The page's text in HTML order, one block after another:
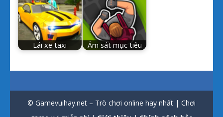
Lái xe taxi Ám sát mục tiêu
© Gamevuihay.net – Trò chơi online hay nhất | Chơi